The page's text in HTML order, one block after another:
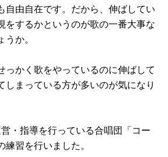
自由自在です。だから、伸ばしてい
をするかというのが歌の一番大事な
うか。
っかく歌をやっているのに伸ばして
しまっている方が多いのが気になり
・指導を行っている合唱団「コー
練習を行いました。